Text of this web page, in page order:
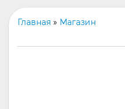
Главная » Магазин